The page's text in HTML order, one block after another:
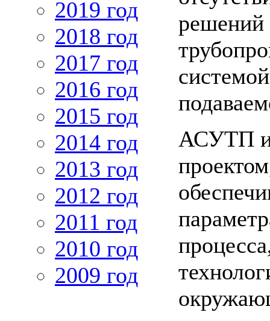
2019 год
2018 год
2017 год
2016 год
2015 год
2014 год
2013 год
2012 год
2011 год
2010 год
2009 год
решений
АСУТП и